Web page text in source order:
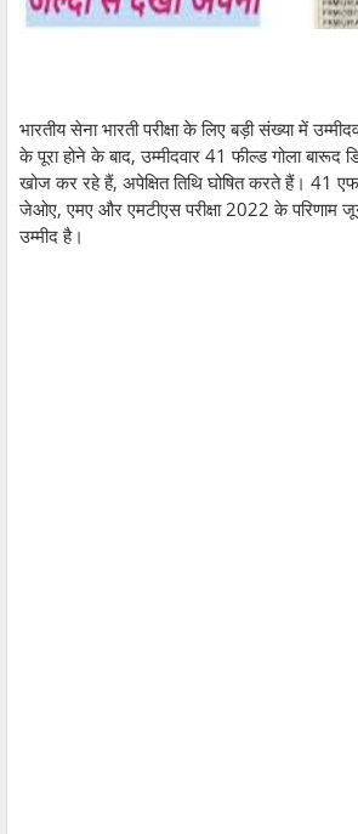
भारतीय सेना भारती परीक्षा के लिए बड़ी संख्या में
के पूरा होने के बाद, उम्मीदवार 41 फील्ड गोला बारूद
खोज कर रहे हैं, अपेक्षित तिथि घोषित करते हैं। 41
जेओए, एमए और एमटीएस परीक्षा 2022 के परिणाम
उम्मीद है।